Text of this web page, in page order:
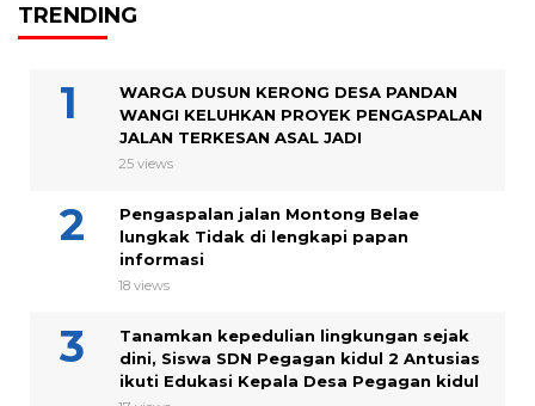
TRENDING
WARGA DUSUN KERONG DESA PANDAN
WANGI KELUHKAN PROYEK PENGASPALAN
JALAN TERKESAN ASAL JADI
25 views
Pengaspalan jalan Montong Belae
lungkak Tidak di lengkapi papan
informasi
18 views
Tanamkan kepedulian lingkungan sejak
dini, Siswa SDN Pegagan kidul 2 Antusias
ikuti Edukasi Kepala Desa Pegagan kidul